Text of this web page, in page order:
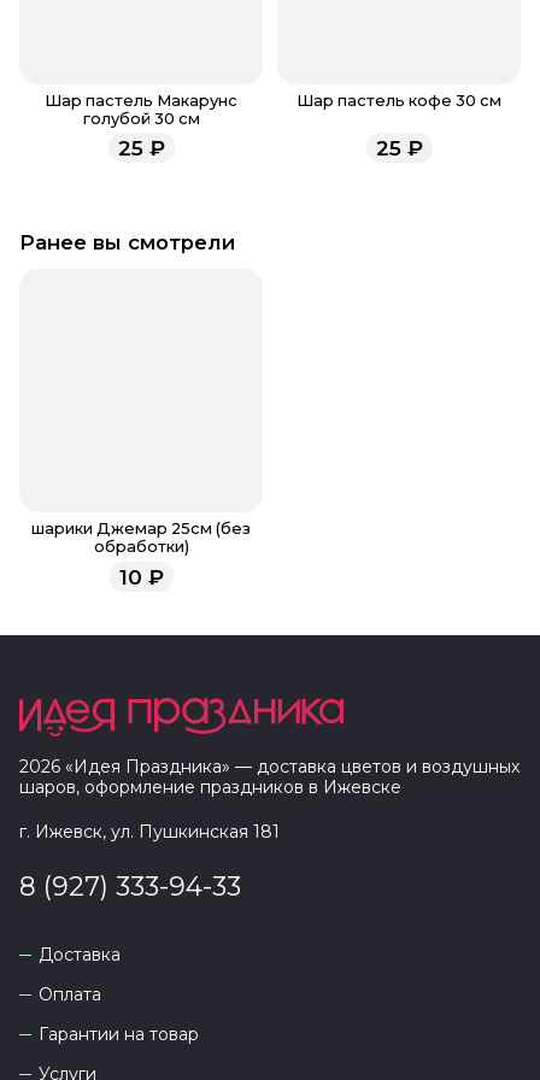
Шар пастель Макарунс
голубой 30 см
25₽
Шар пастель кофе 30 см
25₽
Ранее вы смотрели
шарики Джемар 25см (без
обработки)
10 ₽
2026 «Идея Праздника» — доставка цветов и воздушных
шаров, оформление праздников в Ижевске
г. Ижевск, ул. Пушкинская 181
8 (927) 333-94-33
Доставка
Оплата
Гарантии на товар
Услуги